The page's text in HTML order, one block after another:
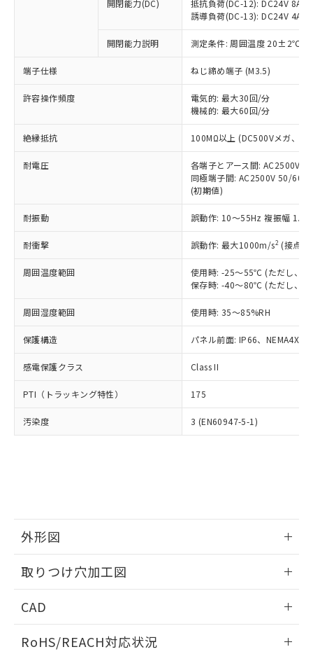
開閉能力(DC)
抵抗負荷(DC-12): DC24V 8A/
誘導負荷(DC-13): DC24V 4A/
開閉能力説明 測定条件: 周囲温度 20±2℃、
端子仕様 ねじ締め端子 (M3.5)
許容操作頻度
電気的: 最大30回/分
機械的: 最大60回/分
絶縁抵抗 100MΩ以上 (DC500Vメガ、点
耐電圧
各端子とアース間: AC2500V
同極端子間: AC2500V 50/
(初期値)
耐振動 誤動作: 10～55Hz 複振幅
耐衝撃 誤動作: 最大1000m/s2 (接点
周囲温度範囲
使用時: -25～55℃ (ただし、氷
保存時: -40～80℃ (ただし、氷
周囲湿度範囲 使用時: 35～85%RH
保護構造 パネル前面: IP66、NEMA4X,
感電保護クラス Class II
PTI（トラッキング特性） 175
汚染度 3 (EN60947-5-1)
外形図
取りつけ穴加工図
CAD
ドすることができます。
RoHS/REACH対応状況
ことをご了承ください。
在庫状況および標準価格照会結果は、
記載している更新日時点での社内デー
タに基づき作成されるものであり、閲
覧された時点での実際の在庫および標
準価格とは異なる場合があることをご
正式な納期状況および標準価格はお客
様のお取引先、またはお客様担当のオ
ムロン制御機器販売店・当社販売員に
オムロン制御機器販売店や当社販売拠
販売ネットワーク
」をご確認
在庫状況および標準価格結果を当社の
事前の承諾なく第三者に漏洩または開
示しないようお願いします。
マイパーツ機能（部品リスト作成サー
ビス）をご利用いただくには、I-Web
メンバーズにご登録されている必要が
お客様が当ウェブサイト上で当社にご
登録された部品リストについて、当社
および当社の共同利用者が、当社の製
品・サービスに関するお客様との取
引・商談に必要な範囲で利用すること
をご了承ください。
※当社の共同利用者とは、"個人情報
の「1.共同利
用者の範囲」に記載されている法人を
むを得ず変更することがあります。
*EU RoHS指令（10物質）：
鉛(Pb) 1000ppm以下、 水銀(Hg) 1000ppm以下、 カド
ミウム(Cd) 100ppm以下、
六価クロム(Cr(Ⅵ)) 1000ppm以下、ポリ臭化ビフェニル
類(PBB) 1000ppm以下、ポリ臭化ジフェニルエーテル類
(PBDE) 1000ppm以下、フタル酸ビス(2-エチルヘキシ
ル) (DEHP)(別名：DOP) 1000ppm以下、フタル酸ブチ
(DIBP) 1000ppm以下
但し、RoHS指令で産業用監視および制御機器に対する
フタル酸エステル類の４物質については閾値を超える意
図的な使用がないことを確認しています。
部品在庫の切り替え状況などにより、予定
月が前後することがあります。
※3 非含有証明書ダウンロード
下記の非含有証明書をダウンロードするこ
とができます。
EU RoHS指令（10物質）の非含有証明書
51物質の非含有証明書（当社基準）
※本証明書は発行日時点で非含有を証明す
欄に対応日を記載しておりました。
既に当社にて対応品への在庫切替を完了
り、2022年1月12日より割愛しておりま
す。
「－」：未確認です。当社販売部門へお問
*中国RoHS10物質の基準値 (GB/T26572)：
Pb(鉛) :1000ppm、 Hg(水銀) : 1000ppm、 Cd(カドミウ
ニル類) : 1000ppm、 PBDEs(ポリ臭化ジフェニルエーテ
DBP(フタル酸ジブチル) : 1000ppm、 DIBP(フタル酸ジ
イソブチル) : 1000ppm、 BBP(フタル酸ブチルベンジ
ル) : 1000ppm、
DEHP(フタル酸ビス(2-エチルヘキシル)) : 1000ppm
「ｅ」：有害物質（10物質）のすべてが基
準値以下であることを示します。
「10」：通常の使用状況下において有害物
質が外部に漏えいし、環境に深刻な影響を
及ぼさない年数を意味します。
「－」：未確認です。当社販売部門へお問
い合わせください。
当社は、これら貴社製品のうち、外国
為替および外国貿易法に定める商品
（以下｢規制貨物等」という）を輸出
または国外への提供する場合は、日本
国政府の輸出許可(または役務取引許
可)を取得するなどの必要な手続きを
当社は規制貨物を破棄する場合は、完
全に破砕するなど、違法に輸出されな
いよう必要な手段を講じます。
当社は貴社製品を、核兵器、ミサイ
ル、化学兵器、生物兵器またはその他
武器並びにこれらの製造装置等に一切
当社は、貴社製品を第三者に販売する
場合は、上記1、2および3の内容を当
該第三者に通知します。また当社は、
販売先および販売に係わる関係者が違
法に輸出するおそれがある場合は、取
り引きをいたしません。
○ 一定数以上の在庫あり
一定数には満たないが在庫あり
在庫なし(最新の在庫状況につ
いては、お客様のお取引先、ま
たはお客様担当のオムロン制御
機器販売店・当社販売員にご確
白
受注生産機種、また在庫状況の
情報を公開していない機種